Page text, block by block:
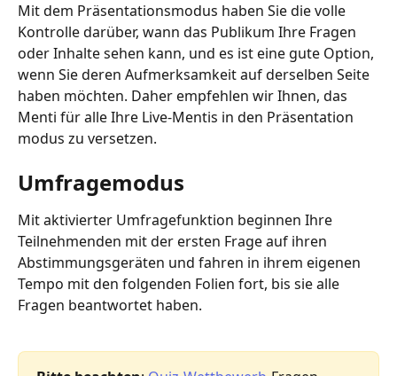
Mit dem Präsentationsmodus haben Sie die volle
Kontrolle darüber, wann das Publikum Ihre Fragen
oder Inhalte sehen kann, und es ist eine gute Option,
wenn Sie deren Aufmerksamkeit auf derselben Seite
haben möchten. Daher empfehlen wir Ihnen, das
Menti für alle Ihre Live-Mentis in den Präsentation
modus zu versetzen.
Umfragemodus
Mit aktivierter Umfragefunktion beginnen Ihre
Teilnehmenden mit der ersten Frage auf ihren
Abstimmungsgeräten und fahren in ihrem eigenen
Tempo mit den folgenden Folien fort, bis sie alle
Fragen beantwortet haben.